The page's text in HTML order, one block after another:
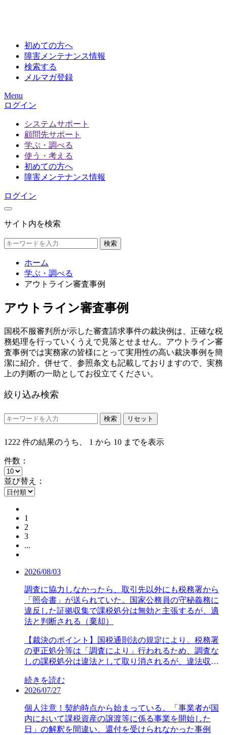
初めての方へ
障害メンテナンス情報
検索する
メルマガ登録
Menu
ログイン
システムサポート
顧問先サポート
学ぶ・調べる
使う・考える
初めての方へ
障害メンテナンス情報
ログイン
サイト内を検索
検索
ホーム
学ぶ・調べる
アウトライン審査事例
アウトライン審査事例
国税不服審判所が示した審査請求事件の裁決例は、正確な税
務処理を行っていくうえで見落とせません。アウトライン審
査事例では実務家の皆様にとって実用性の高い裁決事例を簡
潔に紹介。併せて、参照条文も記載しておりますので、実務
上の判断の一助としてお役立てください。
絞り込み検索
検索 リセット
1222 件の結果のうち、 1 から 10 までを表示
件数：
並び替え：
1
2
3
...
2026/08/03
調査に協力しなかったら、取引先以外にも税務署から
「照会書」が送られていた。国家公務員の守秘義務に
違反した証拠収集で課税処分は無効と主張するが、適
法と判断される（棄却）
【裁決のポイント】国税通則法の規定により、税務署
の更正処分等は「調査により」行われるため、調査な
しの課税処分は違法として取り消されるが、違法収集
た。ここにいう重大な違法とは、証拠資料の収集手続
が刑罰法規に触れ、公序良俗に反し又は社会通念上相
当の限度を超えて濫用にあたるなどの場合が該当す
る。とび職の審査請求人に税務調査が行われた。調査
担当職員は帳簿書類や請求書控えの提示がないため、
続きを読む
2026/07/27
個人注意！契約時点から始まっている。「事業者が国
内において課税資産の譲渡等に係る事業を開始した
日」の解釈を間違い、還付を受けられなかった事例